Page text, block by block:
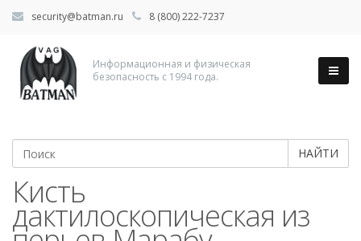
security@batman.ru 8 (800) 222-7237
Информационная и физическая
безопасность с 1994 года.
НАЙТИ
Кисть
дактилоскопическая из